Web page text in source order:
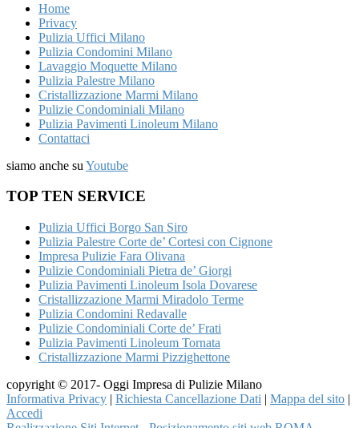
Home
Privacy
Pulizia Uffici Milano
Pulizia Condomini Milano
Lavaggio Moquette Milano
Pulizia Palestre Milano
Cristallizzazione Marmi Milano
Pulizie Condominiali Milano
Pulizia Pavimenti Linoleum Milano
Contattaci
siamo anche su Youtube
TOP TEN SERVICE
Pulizia Uffici Borgo San Siro
Pulizia Palestre Corte de’ Cortesi con Cignone
Impresa Pulizie Fara Olivana
Pulizie Condominiali Pietra de’ Giorgi
Pulizia Pavimenti Linoleum Isola Dovarese
Cristallizzazione Marmi Miradolo Terme
Pulizia Condomini Redavalle
Pulizie Condominiali Corte de’ Frati
Pulizia Pavimenti Linoleum Tornata
Cristallizzazione Marmi Pizzighettone
copyright © 2017- Oggi Impresa di Pulizie Milano
Informativa Privacy | Richiesta Cancellazione Dati | Mappa del sito |
Accedi